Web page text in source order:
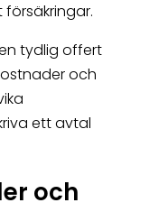
tydlig offert
och
ett avtal
och